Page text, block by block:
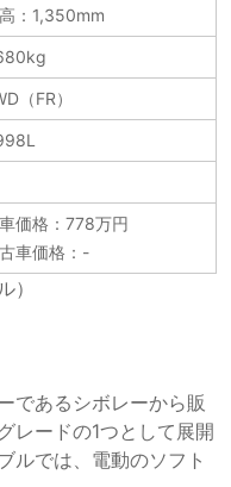
：1,350mm
（FR）
価格：778万円
車価格：-
）
であるシボレーから販
レードの1つとして展開
ルでは、電動のソフト